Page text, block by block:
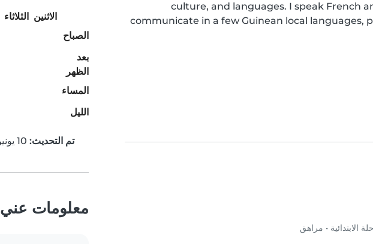
culture, and languages. I speak French
communicate in a few Guinean local languages,
الابتدائية • مراهق
الاثنين الثلاثاء
الصباح
بعد
الظهر
المساء
الليل
تم التحديث:
معلومات عني